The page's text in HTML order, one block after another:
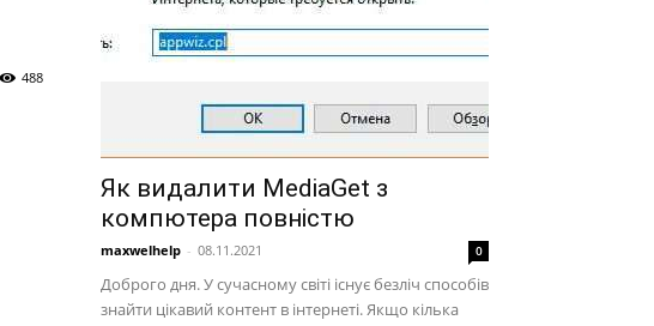
488
Як видалити MediaGet з
компютера повністю
maxwelhelp - 08.11.2021 0
Доброго дня. У сучасному світі існує безліч способів
знайти цікавий контент в інтернеті. Якщо кілька